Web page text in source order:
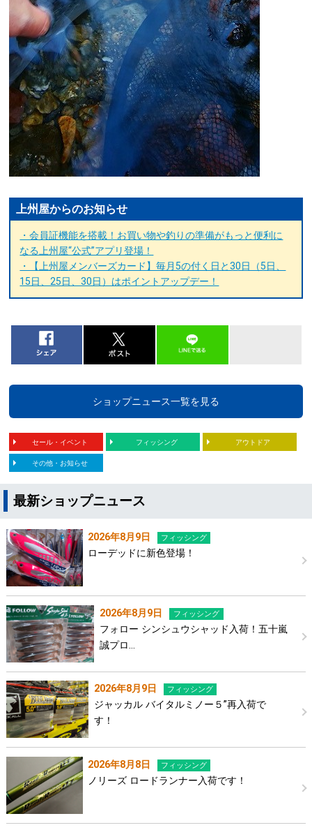
上州屋からのお知らせ
・会員証機能を搭載！お買い物や釣りの準備がもっと便利に
なる上州屋“公式”アプリ登場！
・【上州屋メンバーズカード】毎月5の付く日と30日（5日、
15日、25日、30日）はポイントアップデー！
ショップニュース一覧を見る
セール・イベント フィッシング アウトドア
その他・お知らせ
最新ショップニュース
2026年8月9日 フィッシング
ローデッドに新色登場！
2026年8月9日 フィッシング
フォロー シンシュウシャッド入荷！五十嵐
誠プロ…
2026年8月9日 フィッシング
ジャッカル バイタルミノー５”再入荷で
す！
2026年8月8日 フィッシング
ノリーズ ロードランナー入荷です！